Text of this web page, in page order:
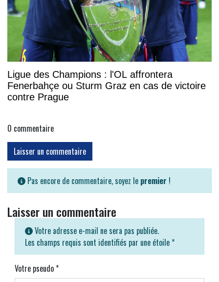
Ligue des Champions : l'OL affrontera
Fenerbahçe ou Sturm Graz en cas de victoire
contre Prague
0 commentaire
Laisser un commentaire
Pas encore de commentaire, soyez le premier !
Laisser un commentaire
Votre adresse e-mail ne sera pas publiée.
Les champs requis sont identifiés par une étoile *
Votre pseudo*